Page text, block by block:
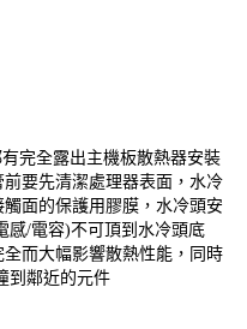
完全露出主機板散熱器安裝
要先清潔處理器表面，水冷
面的保護用膠膜，水冷頭安
感/電容)不可頂到水冷頭底
而大幅影響散熱性能，同時
到鄰近的元件